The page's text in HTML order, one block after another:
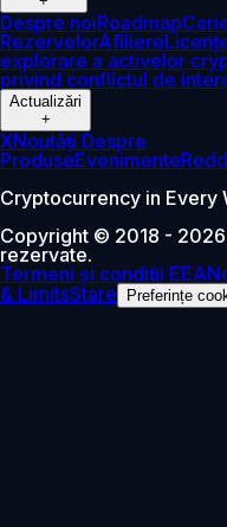
Despre noiRoadmap
RezervelorAfiliere
explorare a activelor
privind conflictul de
Actualizări
+
XNoutăți Despre
ProduseEvenimente
Cryptocurrency in Every
Copyright © 2018 -
rezervate.
Termeni și condiții EEA
& LimitsStare Preferințe